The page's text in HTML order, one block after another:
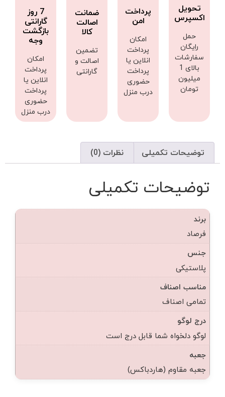
تحویل
اکسپرس
حمل
رایگان
سفارشات
بالای 1
میلیون
تومان
پرداخت
امن
امکان
پرداخت
انلاین یا
پرداخت
حضوری
درب منزل
ضمانت
اصالت
کالا
تضمین
اصالت و
گارانتی
7 روز
گارانتی
بازگشت
وجه
امکان
پرداخت
انلاین یا
پرداخت
حضوری
درب منزل
توضیحات تکمیلی نظرات (0)
توضیحات تکمیلی
برند
فرصاد
جنس
پلاستیکی
مناسب اصناف
تمامی اصناف
درج لوگو
لوگو دلخواه شما قابل درج است
جعبه
جعبه مقاوم (هاردباکس)